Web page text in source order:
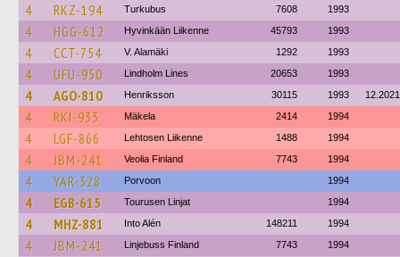
4 RKZ-194 Turkubus 7608 1993
4 HGG-612 Hyvinkään Liikenne 45793 1993
4 CCT-754 V. Alamäki 1292 1993
4 UFU-950 Lindholm Lines 20653 1993
4 AGO-810 Henriksson 30115 1993 12.2021
4 RKI-933 Mäkela 2414 1994
4 LGF-866 Lehtosen Liikenne 1488 1994
4 JBM-241 Veolia Finland 7743 1994
4 YAR-328 Porvoon 1994
4 EGB-615 Tourusen Linjat 1994
4 MHZ-881 Into Alén 148211 1994
4 JBM-241 Linjebuss Finland 7743 1994